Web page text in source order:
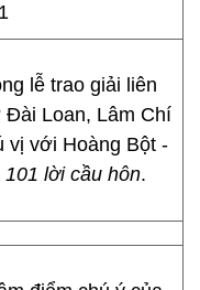
lễ trao giải liên
Đài Loan, Lâm Chí
vị với Hoàng Bột -
101 lời cầu hôn.